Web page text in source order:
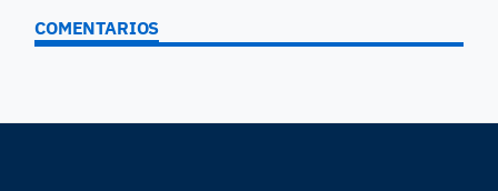
COMENTARIOS